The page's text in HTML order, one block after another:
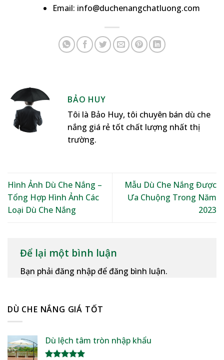
Email: info@duchenangchatluong.com
BẢO HUY
Tôi là Bảo Huy, tôi chuyên bán dù che
nắng giá rẻ tốt chất lượng nhất thị
trường.
Hình Ảnh Dù Che Nắng –
Tổng Hợp Hình Ảnh Các
Loại Dù Che Nắng
Mẫu Dù Che Nắng Được
Ưa Chuộng Trong Năm
2023
Để lại một bình luận
Bạn phải đăng nhập để đăng bình luận.
DÙ CHE NẮNG GIÁ TỐT
Dù lệch tâm tròn nhập khẩu